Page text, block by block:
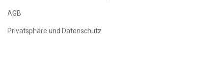
AGB
Privatsphäre und Datenschutz